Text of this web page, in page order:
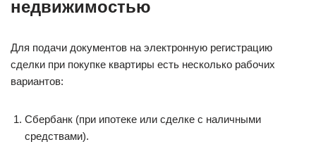
недвижимостью
Для подачи документов на электронную регистрацию
сделки при покупке квартиры есть несколько рабочих
вариантов:
Сбербанк (при ипотеке или сделке с наличными
средствами).